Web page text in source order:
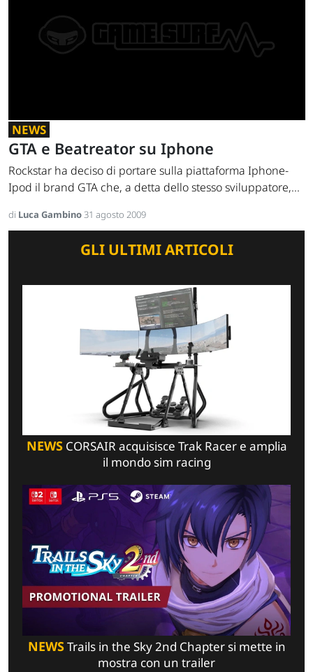
NEWS
GTA e Beatreator su Iphone
Rockstar ha deciso di portare sulla piattaforma Iphone-
Ipod il brand GTA che, a detta dello stesso sviluppatore,...
di Luca Gambino31 agosto 2009
GLI ULTIMI ARTICOLI
NEWSCORSAIR acquisisce Trak Racer e amplia
il mondo sim racing
NEWSTrails in the Sky 2nd Chapter si mette in
mostra con un trailer